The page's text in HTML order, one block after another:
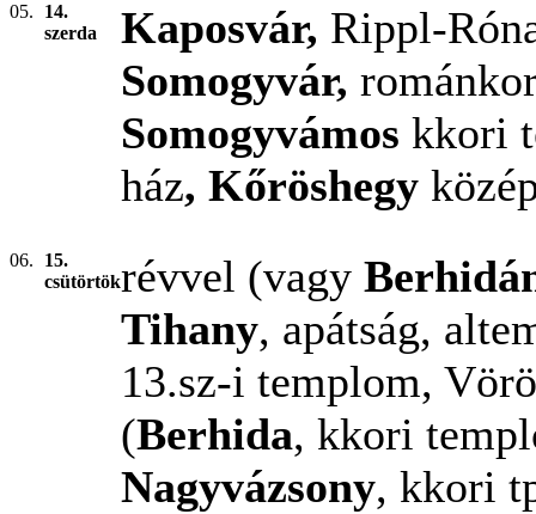
05.
14.
szerda
Kaposvár, Rippl-
Somogyvár,
Somogyvámos kkori
ház, Kőröshegy
06.
15.
csütörtökrévvel (vagy
Tihany, apátság,
13.sz-i templom,
(Berhida, kkori
Nagyvázsony, kkori